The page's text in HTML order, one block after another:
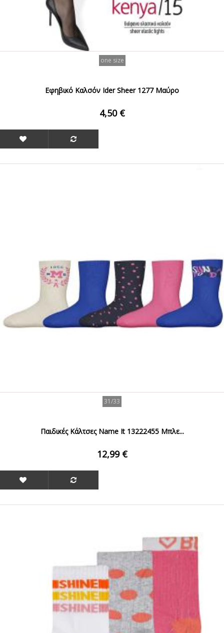
one size
Εφηβικό Καλσόν Ider Sheer 1277 Μαύρο
4,50 €
31/33
Παιδικές Κάλτσες Name It 13222455 Μπλε...
12,99 €